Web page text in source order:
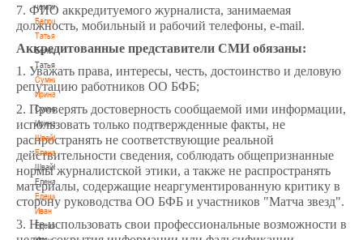
чемпионы
Белошапко
Татьяна
Белошапко
Татьяна
Сумникова
Ирина
Сумникова
Ирина
Швайбович
Елена
Швайбович
Елена
Едешко
Иван
Едешко
7. ФИО аккредитуемого журналиста, занимаемая
должность, мобильный и рабочий телефоны, e-mail.
Аккредитованные представители СМИ обязаны:
1. Уважать права, интересы, честь, достоинство и деловую
репутацию работников ОО БФБ;
2. Проверять достоверность сообщаемой ими информации,
использовать только подтвержденные факты, не
распространять не соответствующие реальной
действительности сведения, соблюдать общепризнанные
нормы журналистской этики, а также не распространять
материалы, содержащие неаргументированную критику в
сторону руководства ОО БФБ и участников "Матча звезд".
3. Не использовать свои профессиональные возможности в